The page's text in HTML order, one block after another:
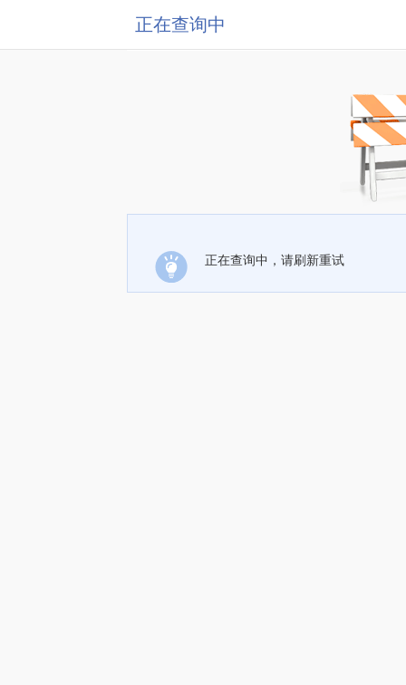
正在查询中
正在查询中，请刷新重试